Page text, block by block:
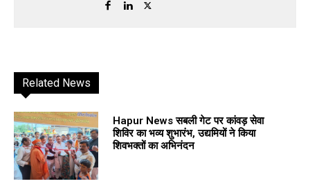
Related News
Hapur News सबली गेट पर कांवड़ सेवा
शिविर का भव्य शुभारंभ, उद्यमियों ने किया
शिवभक्तों का अभिनंदन